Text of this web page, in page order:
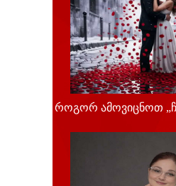
როგორ ამოვიცნოთ